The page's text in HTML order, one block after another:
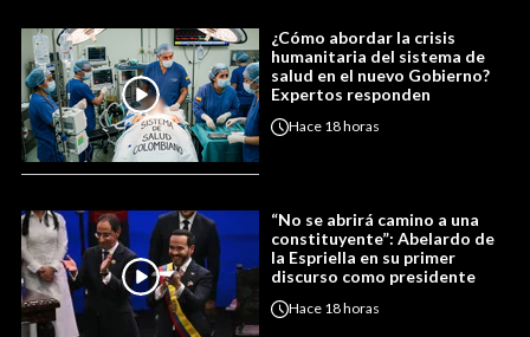
¿Cómo abordar la crisis
humanitaria del sistema de
salud en el nuevo Gobierno?
Expertos responden
Hace 18 horas
“No se abrirá camino a una
constituyente”: Abelardo de
la Espriella en su primer
discurso como presidente
Hace 18 horas